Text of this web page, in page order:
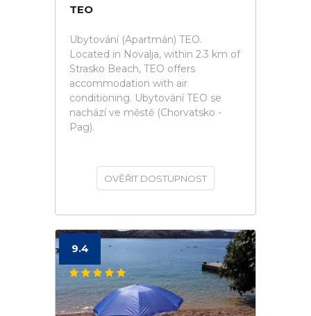
TEO
Ubytování (Apartmán) TEO.
Located in Novalja, within 2.3 km of
Strasko Beach, TEO offers
accommodation with air
conditioning. Ubytování TEO se
nachází ve městě (Chorvatsko -
Pag).
OVĚŘIT DOSTUPNOST
9.4